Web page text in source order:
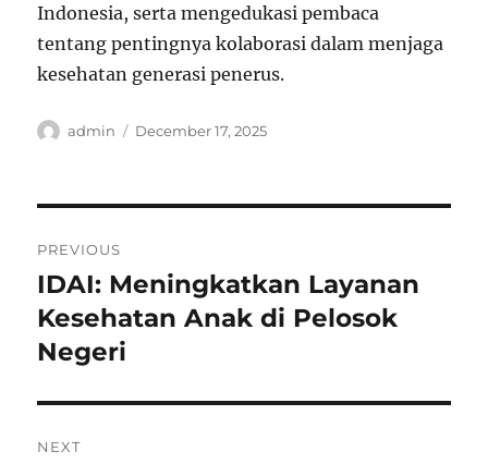
Indonesia, serta mengedukasi pembaca
tentang pentingnya kolaborasi dalam menjaga
kesehatan generasi penerus.
Author
admin
Posted
December 17, 2025
navigation
PREVIOUS
Previous
post:
IDAI: Meningkatkan Layanan
Kesehatan Anak di Pelosok
Negeri
NEXT